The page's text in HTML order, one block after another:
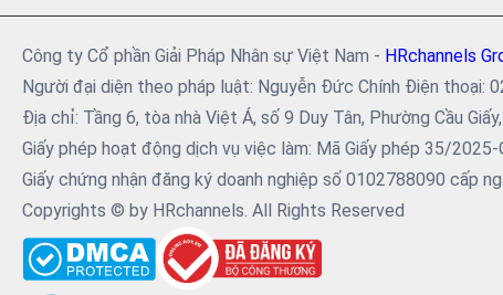
Công ty Cổ phần Giải Pháp Nhân sự Việt Nam - HRchannels
Người đại diện theo pháp luật: Nguyễn Đức Chính Điện thoại:
Địa chỉ: Tầng 6, tòa nhà Việt Á, số 9 Duy Tân, Phường Cầu
Giấy phép hoạt động dịch vụ việc làm: Mã Giấy phép 35/2025-
Giấy chứng nhận đăng ký doanh nghiệp số 0102788090 cấp
Copyrights © by HRchannels. All Rights Reserved